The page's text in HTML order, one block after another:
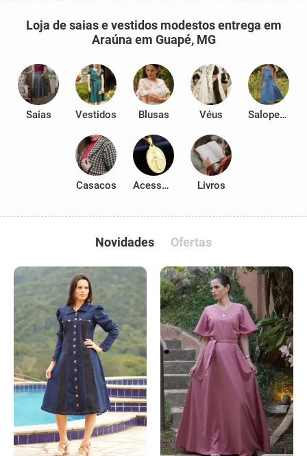
Loja de saias e vestidos modestos entrega em
Araúna em Guapé, MG
Saias Vestidos Blusas Véus Salopetes
Casacos Acessórios Livros
Novidades Ofertas